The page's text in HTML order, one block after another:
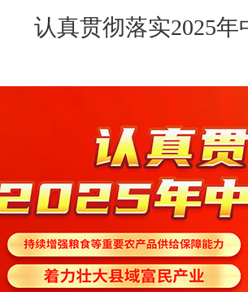
认真贯彻落实2025